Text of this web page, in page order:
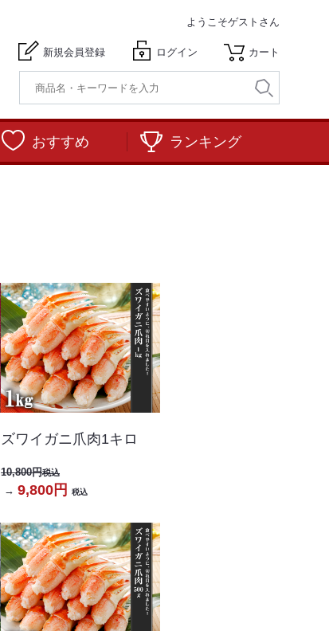
ようこそゲストさん
新規会員登録 ログイン カート
おすすめ ランキング
ズワイガニ爪肉1キロ
10,800円税込
→ 9,800円 税込